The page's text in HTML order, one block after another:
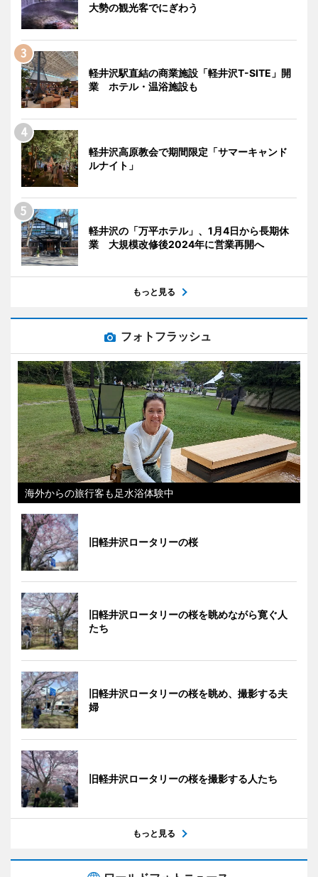
大勢の観光客でにぎわう
軽井沢駅直結の商業施設「軽井沢T-SITE」開
業 ホテル・温浴施設も
軽井沢高原教会で期間限定「サマーキャンド
ルナイト」
軽井沢の「万平ホテル」、1月4日から長期休
業 大規模改修後2024年に営業再開へ
もっと見る
フォトフラッシュ
海外からの旅行客も足水浴体験中
旧軽井沢ロータリーの桜
旧軽井沢ロータリーの桜を眺めながら寛ぐ人
たち
旧軽井沢ロータリーの桜を眺め、撮影する夫
婦
旧軽井沢ロータリーの桜を撮影する人たち
もっと見る